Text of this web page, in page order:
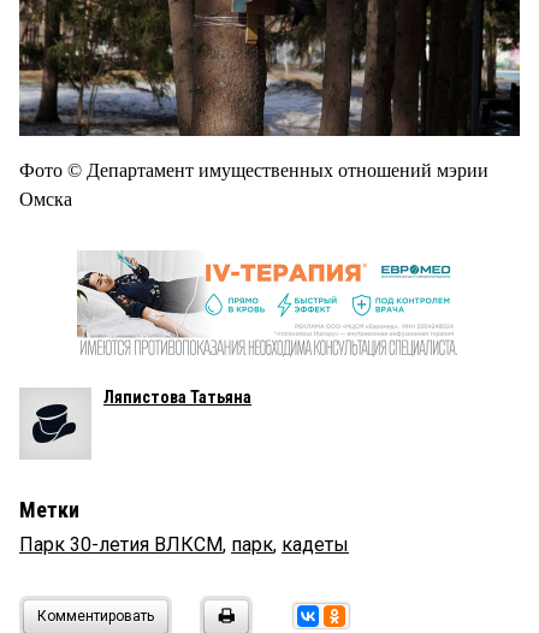
Фото © Департамент имущественных отношений мэрии
Омска
Ляпистова Татьяна
Метки
Парк 30-летия ВЛКСМ, парк, кадеты
Комментировать